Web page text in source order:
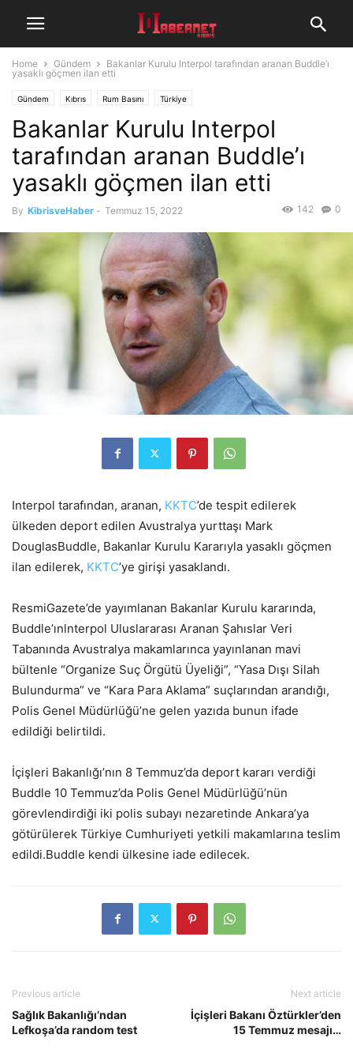
Home Gündem
Bakanlar Kurulu Interpol tarafından aranan Buddle’ı
yasaklı göçmen ilan etti
Gündem Kıbrıs Rum Basını Türkiye
Bakanlar Kurulu Interpol
tarafından aranan Buddle’ı
yasaklı göçmen ilan etti
By KibrisveHaber - Temmuz 15, 2022 0
142
Interpol tarafından, aranan, KKTC’de tespit edilerek
ülkeden deport edilen Avustralya yurttaşı Mark
DouglasBuddle, Bakanlar Kurulu Kararıyla yasaklı göçmen
ilan edilerek, KKTC’ye girişi yasaklandı.
ResmiGazete’de yayımlanan Bakanlar Kurulu kararında,
Buddle’ınlnterpol Uluslararası Aranan Şahıslar Veri
Tabanında Avustralya makamlarınca yayınlanan mavi
bültenle “Organize Suç Örgütü Üyeliği”, “Yasa Dışı Silah
Bulundurma” ve “Kara Para Aklama” suçlarından arandığı,
Polis Genel Müdürlüğü’ne gelen yazıda bunun ifade
edildiği belirtildi.
İçişleri Bakanlığı’nın 8 Temmuz’da deport kararı verdiği
Buddle 10 Temmuz’da Polis Genel Müdürlüğü’nün
görevlendirdiği iki polis subayı nezaretinde Ankara’ya
götürülerek Türkiye Cumhuriyeti yetkili makamlarına teslim
edildi.Buddle kendi ülkesine iade edilecek.
Previous article
Sağlık Bakanlığı’ndan
Lefkoşa’da random test
Next article
İçişleri Bakanı Öztürkler’den
15 Temmuz mesajı…